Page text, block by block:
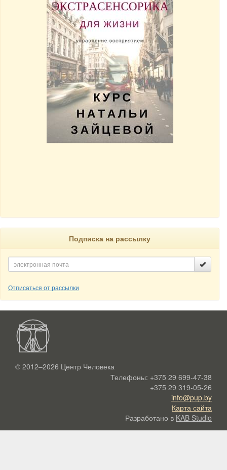
Подписка на рассылку
Отписаться от рассылки
© 2012–2026 Центр Человека
Телефоны: +375 29 699-47-38
+375 29 319-05-26
info@pup.by
Карта сайта
Разработано в KAB Studio